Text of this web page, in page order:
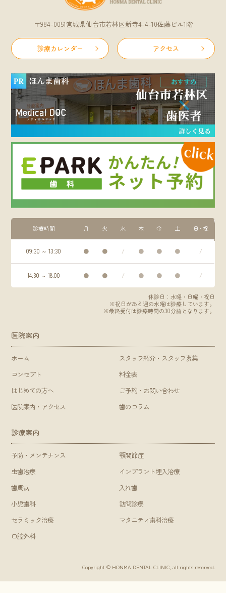
〒984-0051宮城県仙台市若林区新寺4-4-10佐藤ビル1階
診療カレンダー アクセス
診療時間 月 火 水 木 金 土 日・祝
09:30 ～ 13:30 ● ● / ● ● ● /
14:30 ～ 18:00 ● ● / ● ● ● /
休診日：水曜・日曜・祝日
※祝日がある週の水曜は診療しています。
※最終受付は診療時間の30分前となります。
医院案内
ホーム
コンセプト
はじめての方へ
医院案内・アクセス
スタッフ紹介・スタッフ募集
料金表
ご予約・お問い合わせ
歯のコラム
診療案内
予防・メンテナンス
虫歯治療
歯周病
小児歯科
セラミック治療
口腔外科
顎関節症
インプラント埋入治療
入れ歯
訪問診療
マタニティ歯科治療
Copyright © HONMA DENTAL CLINIC, all rights reserved.